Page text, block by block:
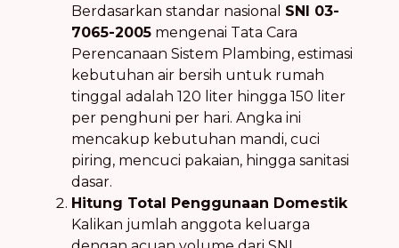
Berdasarkan standar nasional SNI 03-
7065-2005 mengenai Tata Cara
Perencanaan Sistem Plambing, estimasi
kebutuhan air bersih untuk rumah
tinggal adalah 120 liter hingga 150 liter
per penghuni per hari. Angka ini
mencakup kebutuhan mandi, cuci
piring, mencuci pakaian, hingga sanitasi
dasar.
Hitung Total Penggunaan Domestik
Kalikan jumlah anggota keluarga